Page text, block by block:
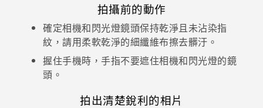
校園專案
企業採購
銷售通路
支援服務
VIVELAND
拍攝前的動作
確定相機和閃光燈鏡頭保持乾淨且未沾染指
紋，請用柔軟乾淨的細纖維布擦去髒汙。
握住手機時，手指不要遮住相機和閃光燈的鏡
頭。
拍出清楚銳利的相片